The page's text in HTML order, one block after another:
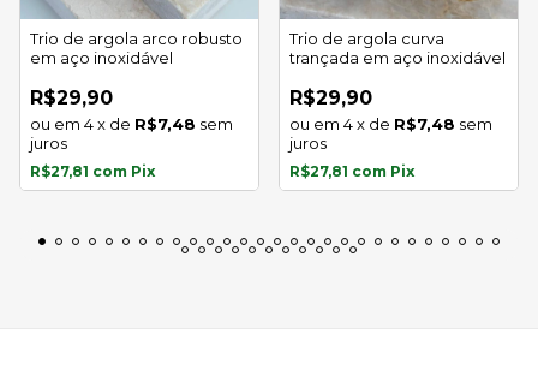
Trio de argola arco robusto
em aço inoxidável
R$29,90
4x de R$7,48 sem
juros
R$27,81 com Pix
Trio de argola curva
trançada em aço inoxidável
R$29,90
4x de R$7,48 sem
juros
R$27,81 com Pix